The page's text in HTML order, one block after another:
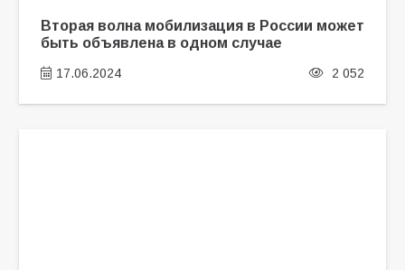
Вторая волна мобилизация в России может
быть объявлена в одном случае
17.06.2024 2 052